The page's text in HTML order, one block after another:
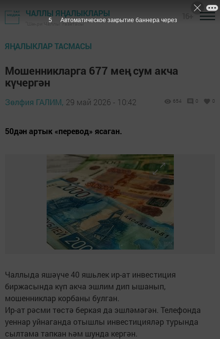
ЧАЛЛЫ ЯҢАЛЫКЛАРЫ
"Шәһри Чаллы" газетасы
ЯҢАЛЫКЛАР ТАСМАСЫ
Мошенникларга 677 мең сум акча
күчергән
Зөлфия ГАЛИМ, 29 май 2026 - 10:42 654 0 0
50дән артык «перевод» ясаган.
Чаллыда яшәүче 40 яшьлек ир-ат инвестиция
биржасында күп акча эшлим дип ышанып,
мошенниклар корбаны булган.
Ир-ат рәсми төстә беркая да эшләмәгән. Телефонда
уеннар уйнаганда отышлы инвестицияләр турында
сылтама тапкан һәм шунда кергән.
3 Автоматическое закрытие баннера через